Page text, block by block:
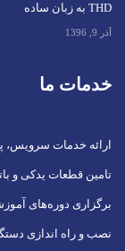
THD به زبان ساده
آذر 9, 1396
خدمات ما
ارائه خدمات سرویس،
تامین قطعات یدکی و
برگزاری دوره‌های
نصب و راه‌ اندازی